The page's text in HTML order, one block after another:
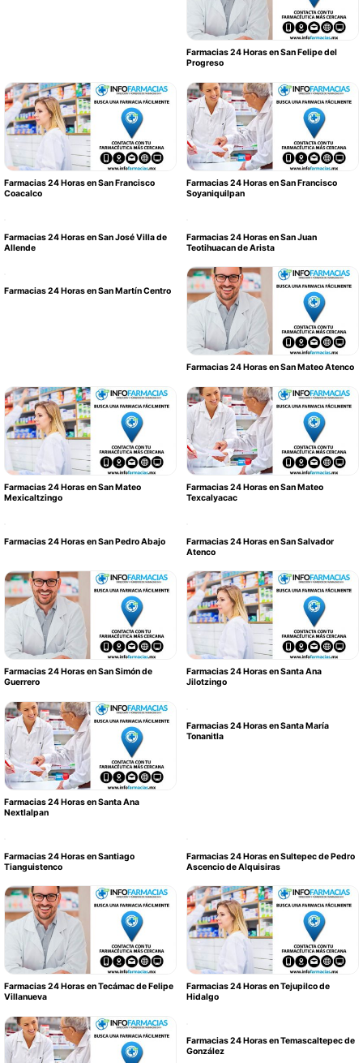
Farmacias 24 Horas en San Felipe del
Progreso
Farmacias 24 Horas en San Francisco
Coacalco
Farmacias 24 Horas en San Francisco
Soyaniquilpan
Farmacias 24 Horas en San José Villa de
Allende
Farmacias 24 Horas en San Juan
Teotihuacan de Arista
Farmacias 24 Horas en San Martín Centro
Farmacias 24 Horas en San Mateo Atenco
Farmacias 24 Horas en San Mateo
Mexicaltzingo
Farmacias 24 Horas en San Mateo
Texcalyacac
Farmacias 24 Horas en San Pedro Abajo
Farmacias 24 Horas en San Salvador
Atenco
Farmacias 24 Horas en San Simón de
Guerrero
Farmacias 24 Horas en Santa Ana
Jilotzingo
Farmacias 24 Horas en Santa Ana
Nextlalpan
Farmacias 24 Horas en Santa María
Tonanitla
Farmacias 24 Horas en Santiago
Tianguistenco
Farmacias 24 Horas en Sultepec de Pedro
Ascencio de Alquisiras
Farmacias 24 Horas en Tecámac de Felipe
Villanueva
Farmacias 24 Horas en Tejupilco de
Hidalgo
Farmacias 24 Horas en Temascaltepec de
González